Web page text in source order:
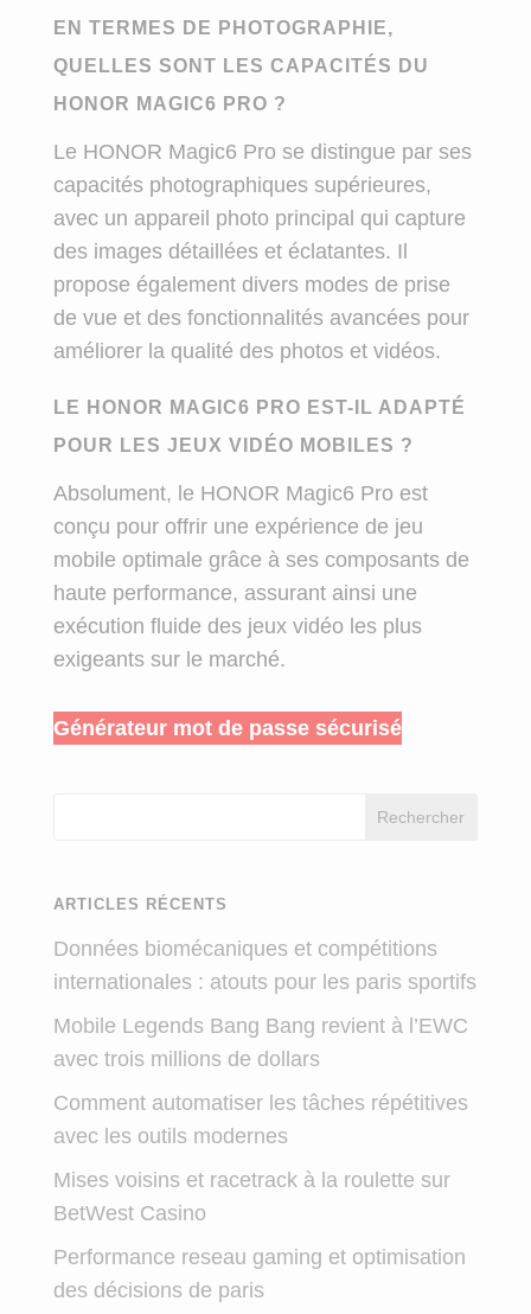
EN TERMES DE PHOTOGRAPHIE,
QUELLES SONT LES CAPACITÉS DU
HONOR MAGIC6 PRO ?
Le HONOR Magic6 Pro se distingue par ses
capacités photographiques supérieures,
avec un appareil photo principal qui capture
des images détaillées et éclatantes. Il
propose également divers modes de prise
de vue et des fonctionnalités avancées pour
améliorer la qualité des photos et vidéos.
LE HONOR MAGIC6 PRO EST-IL ADAPTÉ
POUR LES JEUX VIDÉO MOBILES ?
Absolument, le HONOR Magic6 Pro est
conçu pour offrir une expérience de jeu
mobile optimale grâce à ses composants de
haute performance, assurant ainsi une
exécution fluide des jeux vidéo les plus
exigeants sur le marché.
Générateur mot de passe sécurisé
Rechercher
ARTICLES RÉCENTS
Données biomécaniques et compétitions
internationales : atouts pour les paris sportifs
Mobile Legends Bang Bang revient à l’EWC
avec trois millions de dollars
Comment automatiser les tâches répétitives
avec les outils modernes
Mises voisins et racetrack à la roulette sur
BetWest Casino
Performance reseau gaming et optimisation
des décisions de paris